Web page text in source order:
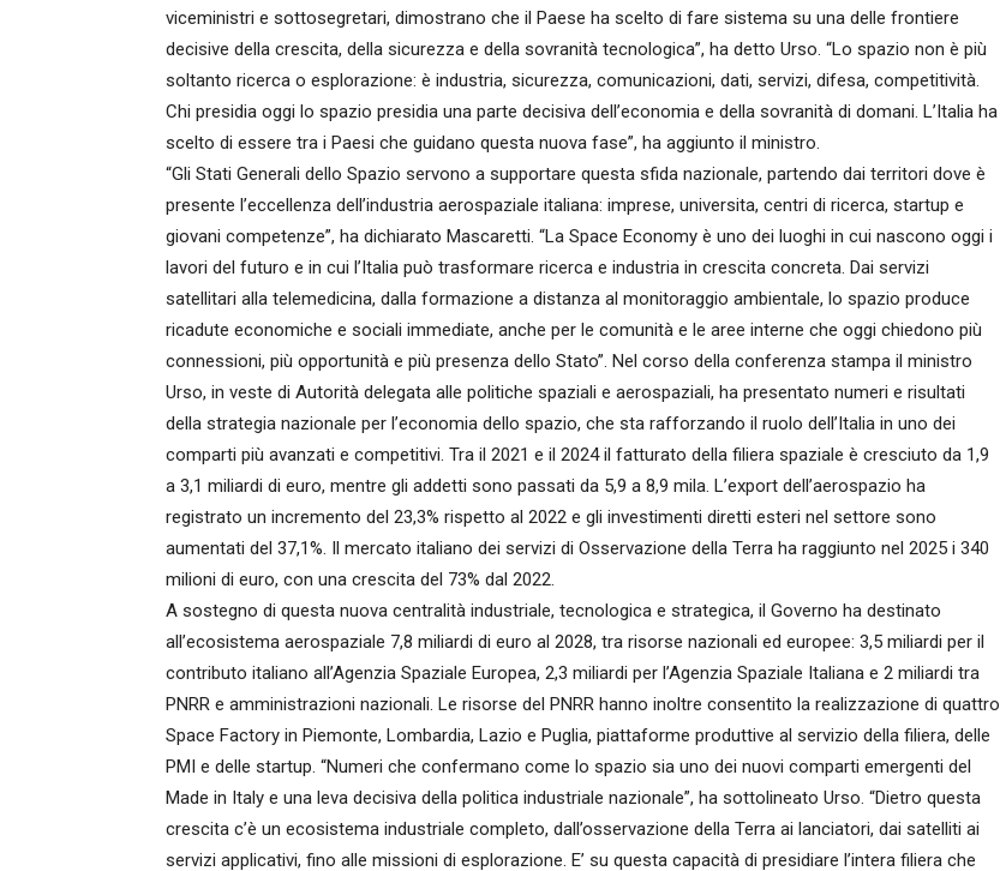
viceministri e sottosegretari, dimostrano che il Paese ha scelto di fare sistema su una delle frontiere
decisive della crescita, della sicurezza e della sovranità tecnologica”, ha detto Urso. “Lo spazio non è più
soltanto ricerca o esplorazione: è industria, sicurezza, comunicazioni, dati, servizi, difesa, competitività.
Chi presidia oggi lo spazio presidia una parte decisiva dell’economia e della sovranità di domani. L’Italia ha
scelto di essere tra i Paesi che guidano questa nuova fase”, ha aggiunto il ministro.
“Gli Stati Generali dello Spazio servono a supportare questa sfida nazionale, partendo dai territori dove è
presente l’eccellenza dell’industria aerospaziale italiana: imprese, universita, centri di ricerca, startup e
giovani competenze”, ha dichiarato Mascaretti. “La Space Economy è uno dei luoghi in cui nascono oggi i
lavori del futuro e in cui l’Italia può trasformare ricerca e industria in crescita concreta. Dai servizi
satellitari alla telemedicina, dalla formazione a distanza al monitoraggio ambientale, lo spazio produce
ricadute economiche e sociali immediate, anche per le comunità e le aree interne che oggi chiedono più
connessioni, più opportunità e più presenza dello Stato”. Nel corso della conferenza stampa il ministro
Urso, in veste di Autorità delegata alle politiche spaziali e aerospaziali, ha presentato numeri e risultati
della strategia nazionale per l’economia dello spazio, che sta rafforzando il ruolo dell’Italia in uno dei
comparti più avanzati e competitivi. Tra il 2021 e il 2024 il fatturato della filiera spaziale è cresciuto da 1,9
a 3,1 miliardi di euro, mentre gli addetti sono passati da 5,9 a 8,9 mila. L’export dell’aerospazio ha
registrato un incremento del 23,3% rispetto al 2022 e gli investimenti diretti esteri nel settore sono
aumentati del 37,1%. Il mercato italiano dei servizi di Osservazione della Terra ha raggiunto nel 2025 i 340
milioni di euro, con una crescita del 73% dal 2022.
A sostegno di questa nuova centralità industriale, tecnologica e strategica, il Governo ha destinato
all’ecosistema aerospaziale 7,8 miliardi di euro al 2028, tra risorse nazionali ed europee: 3,5 miliardi per il
contributo italiano all’Agenzia Spaziale Europea, 2,3 miliardi per l’Agenzia Spaziale Italiana e 2 miliardi tra
PNRR e amministrazioni nazionali. Le risorse del PNRR hanno inoltre consentito la realizzazione di quattro
Space Factory in Piemonte, Lombardia, Lazio e Puglia, piattaforme produttive al servizio della filiera, delle
PMI e delle startup. “Numeri che confermano come lo spazio sia uno dei nuovi comparti emergenti del
Made in Italy e una leva decisiva della politica industriale nazionale”, ha sottolineato Urso. “Dietro questa
crescita c’è un ecosistema industriale completo, dall’osservazione della Terra ai lanciatori, dai satelliti ai
servizi applicativi, fino alle missioni di esplorazione. E’ su questa capacità di presidiare l’intera filiera che